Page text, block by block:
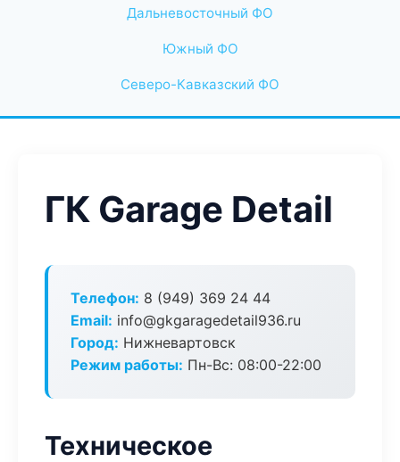
Дальневосточный ФО
Южный ФО
Северо-Кавказский ФО
ГК Garage Detail
Телефон: 8 (949) 369 24 44
Email: info@gkgaragedetail936.ru
Город: Нижневартовск
Режим работы: Пн-Вс: 08:00-22:00
Техническое